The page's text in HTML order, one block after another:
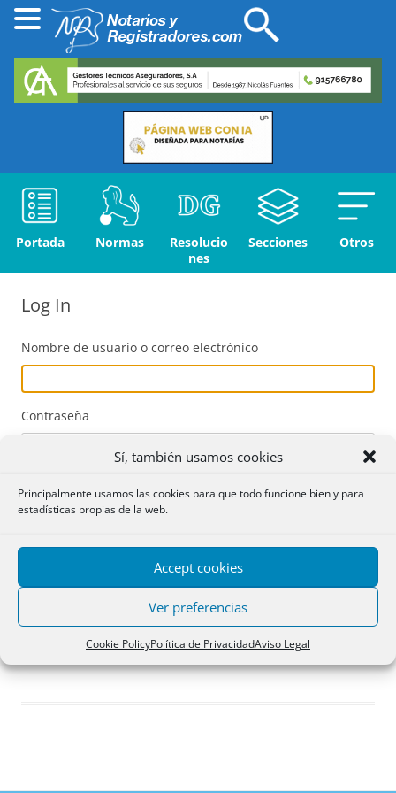
Sí, también usamos cookies
Principalmente usamos las cookies para que todo funcione bien y para
estadísticas propias de la web.
Accept cookies
Ver preferencias
Cookie PolicyPolítica de PrivacidadAviso Legal
Portada Normas
Resolucio
nes
Secciones Otros
Log In
Nombre de usuario o correo electrónico
Contraseña
Acceder
Registro
¿Has olvidado tu contraseña?